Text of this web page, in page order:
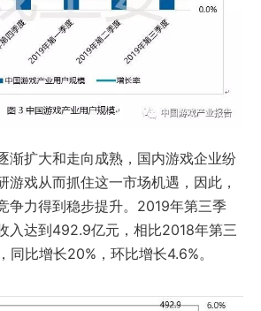
渐扩大和走向成熟，国内游戏企业纷
游戏从而抓住这一市场机遇，因此，
争力得到稳步提升。2019年第三季
入达到492.9亿元，相比2018年第三
同比增长20%，环比增长4.6%。